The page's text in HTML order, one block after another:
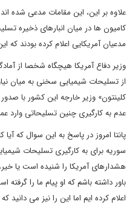
علاوه بر این، این مقامات مدعی شده
کامیون ها در میان انبارهای ذخیره
مدعیان آمریکایی اعلام کرده بودند که
وزیر دفاع آمریکا هیچگاه شخصا از
از تسلیحات شیمیایی سخنی به میان
کلینتون» وزیر خارجه این کشور با
عدم به کارگیری چنین تسلیحاتی
پانتا امروز در پاسخ به این سوال که
سوریه برای به کارگیری تسلیحات
هشدارهای آمریکا را شنیده است یا
باور داشته باشم که او پیام ما را
اعلام کرده ایم اما این را نیز می